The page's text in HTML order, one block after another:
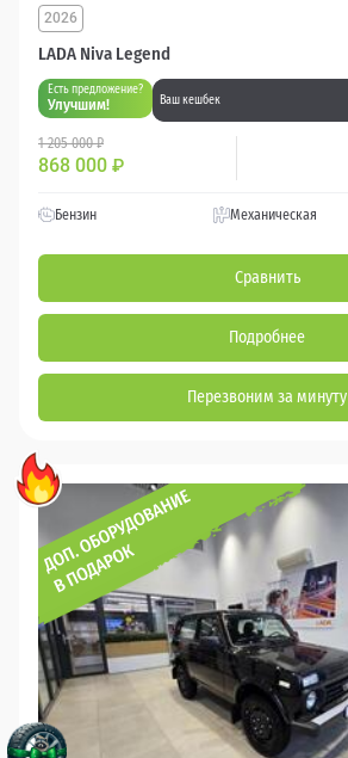
LADA Niva Legend
2026
Есть предложение?
Улучшим! Ваш кешбек
1 205 000 ₽
868 000 ₽
Бензин Механическая
Сравнить
Подробнее
Перезвоним за минуту